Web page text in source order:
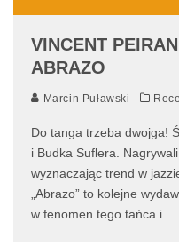
VINCENT
ABRAZO
Marcin Puławski
Do tanga trzeba dwojga!
i Budka Suflera.
wyznaczając trend w
„Abrazo” to kolejne
w fenomen tego tańca i...